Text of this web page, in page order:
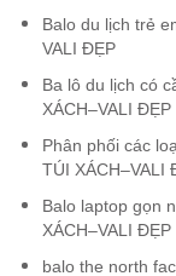
Balo du lịch trẻ
VALI ĐẸP
Ba lô du lịch có
XÁCH–VALI ĐẸP
Phân phối các
TÚI XÁCH–VALI
Balo laptop gọn
XÁCH–VALI ĐẸP
balo the north